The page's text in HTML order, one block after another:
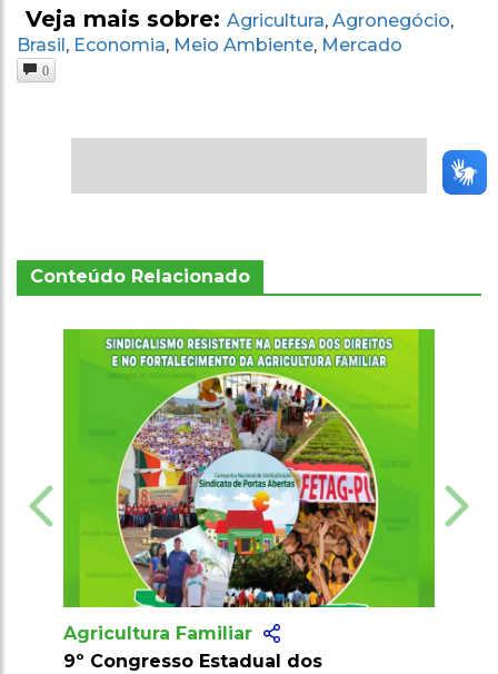
Veja mais sobre: Agricultura, Agronegócio,
Brasil , Economia, Meio Ambiente, Mercado
0
Conteúdo Relacionado
dos
Agricultura Familiar
3ª Expomafra: Valorização da